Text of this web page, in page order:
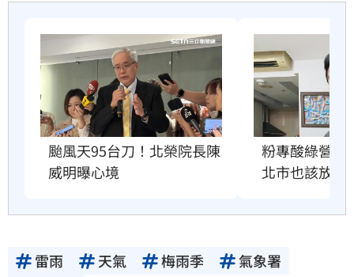
颱風天95台刀！北榮院長陳
威明曝心境
粉專酸綠營颱
北市也該放4天
雷雨 天氣 梅雨季
氣象署